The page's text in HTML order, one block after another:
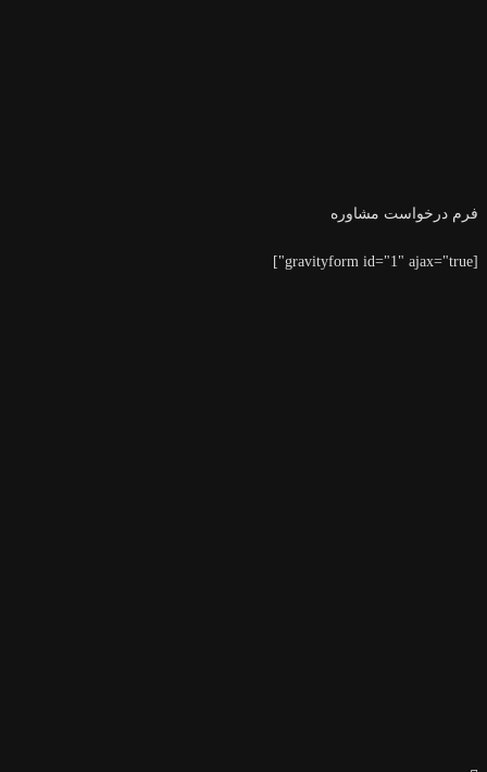
فرم درخواست مشاوره
[gravityform id="1" ajax="true"]